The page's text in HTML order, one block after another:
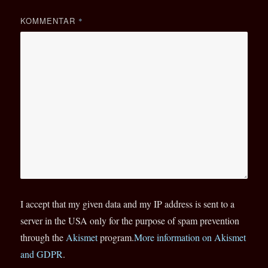
KOMMENTAR *
I accept that my given data and my IP address is sent to a
server in the USA only for the purpose of spam prevention
through theAkismetprogram.More information on Akismet
and GDPR.